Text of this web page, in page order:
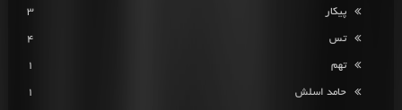
پیکار 3
تس 4
تهم 1
حامد اسلش 1